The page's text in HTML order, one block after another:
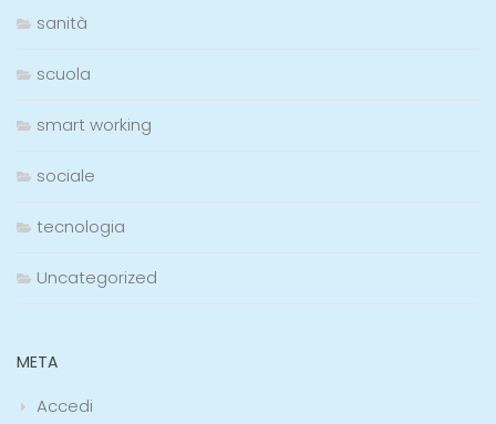
sanità
scuola
smart working
sociale
tecnologia
Uncategorized
META
Accedi